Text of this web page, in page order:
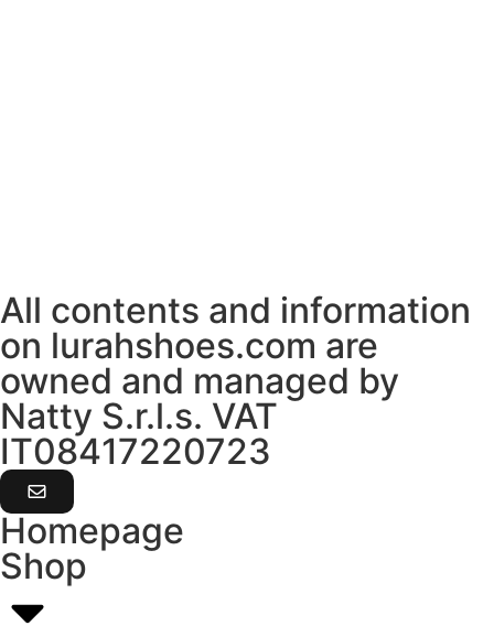
All contents and information
on lurahshoes.com are
owned and managed by
Natty S.r.l.s. VAT
IT08417220723
Homepage
Shop